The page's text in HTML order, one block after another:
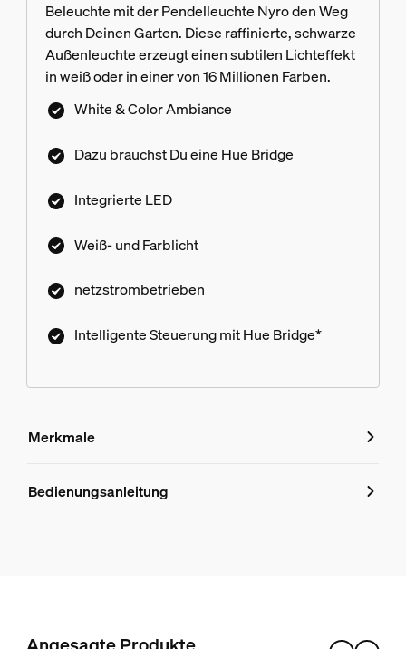
Beleuchte mit der Pendelleuchte Nyro den Weg
durch Deinen Garten. Diese raffinierte, schwarze
Außenleuchte erzeugt einen subtilen Lichteffekt
in weiß oder in einer von 16 Millionen Farben.
White & Color Ambiance
Dazu brauchst Du eine Hue Bridge
Integrierte LED
Weiß- und Farblicht
netzstrombetrieben
Intelligente Steuerung mit Hue Bridge*
Merkmale
Merkmale
Farbe
Bedienungsanleitung